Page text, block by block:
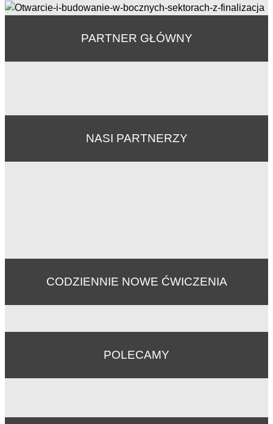
PARTNER GŁÓWNY
NASI PARTNERZY
CODZIENNIE NOWE ĆWICZENIA
POLECAMY